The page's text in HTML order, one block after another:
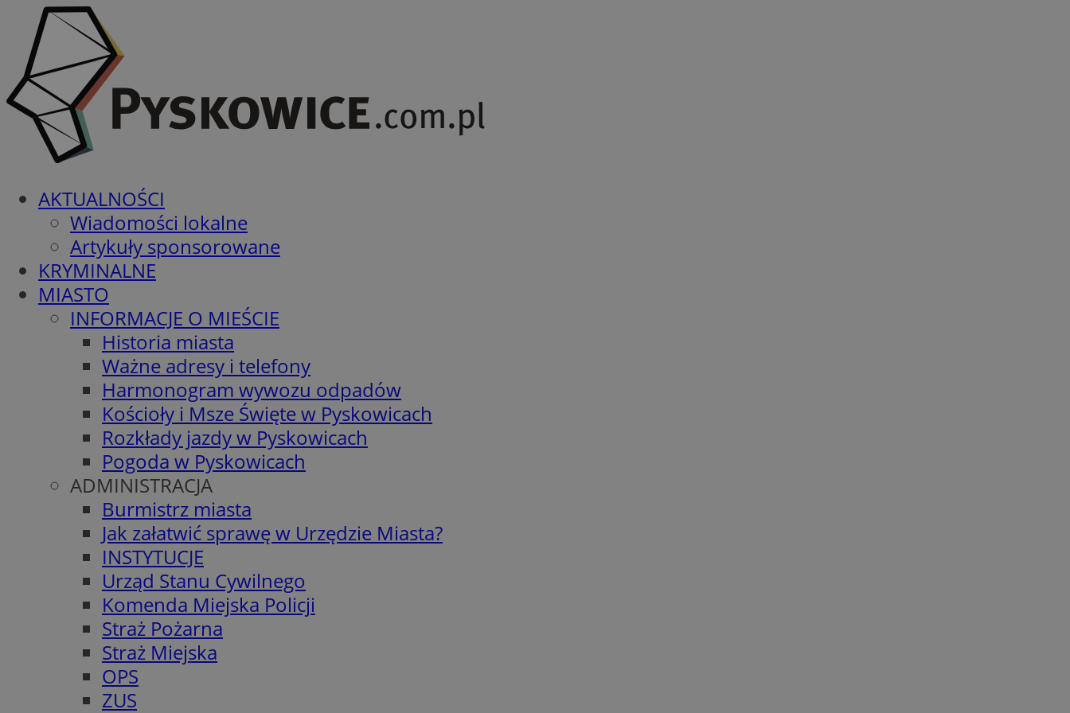
AKTUALNOŚCI
Wiadomości lokalne
Artykuły sponsorowane
KRYMINALNE
MIASTO
INFORMACJE O MIEŚCIE
Historia miasta
Ważne adresy i telefony
Harmonogram wywozu odpadów
Kościoły i Msze Święte w Pyskowicach
Rozkłady jazdy w Pyskowicach
Pogoda w Pyskowicach
ADMINISTRACJA
Burmistrz miasta
Jak załatwić sprawę w Urzędzie Miasta?
INSTYTUCJE
Urząd Stanu Cywilnego
Komenda Miejska Policji
Straż Pożarna
Straż Miejska
OPS
ZUS